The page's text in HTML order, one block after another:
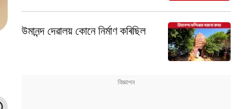
উমানন্দ দেৱালয় কোনে নিৰ্মাণ কৰিছিল